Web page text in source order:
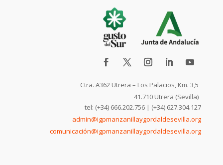
Ctra. A362 Utrera – Los Palacios, Km. 3,5
41.710 Utrera (Sevilla)
tel: (+34) 666.202.756 | (+34) 627.304.127
admin@igpmanzanillaygordaldesevilla.org
comunicación@igpmanzanillaygordaldesevilla.org